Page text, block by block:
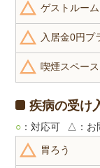
ゲストルーム
入居金0円プ
喫煙スペース
疾病の受け
○ ：対応可 △ ：
胃ろう